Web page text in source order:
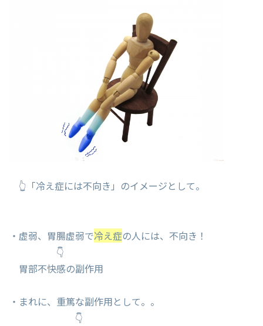
👆「冷え症には不向き」のイメージとして。
・虚弱、胃腸虚弱で冷え症の人には、不向き！
👇
胃部不快感の副作用
・まれに、重篤な副作用として。。
👇